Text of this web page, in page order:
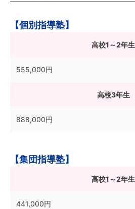
【個別指導塾】
高校1～2年生
555,000円
高校3年生
888,000円
【集団指導塾】
高校1～2年生
441,000円